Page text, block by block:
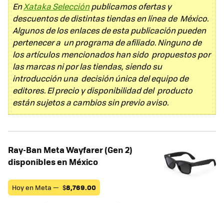
EnXataka Selecciónpublicamos ofertas y
descuentos de distintas tiendas en línea de México.
Algunos de los enlaces de esta publicación pueden
pertenecer a un programa de afiliado. Ninguno de
los artículos mencionados han sido propuestos por
las marcas ni por las tiendas, siendo su
introducción una decisión única del equipo de
editores. El precio y disponibilidad del producto
están sujetos a cambios sin previo aviso.
Ray-Ban Meta Wayfarer (Gen 2)
disponibles en México
Hoy en Meta — $8,769.00